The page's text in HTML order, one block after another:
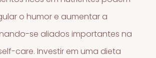
o humor e aumentar a
se aliados importantes na
care. Investir em uma dieta